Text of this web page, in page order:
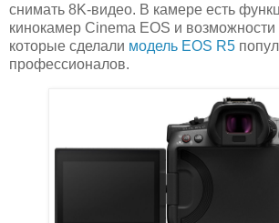
снимать 8K-видео. В камере есть
кинокамер Cinema EOS и
которые сделали модель EOS R5
профессионалов.